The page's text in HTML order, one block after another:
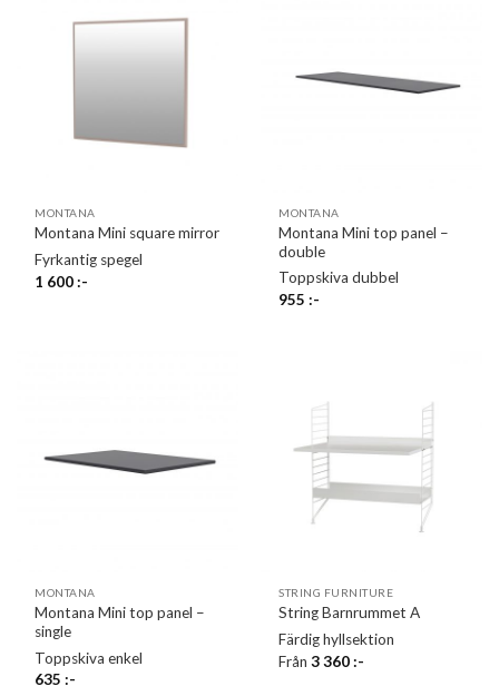
MONTANA
Montana Mini square mirror
Fyrkantig spegel
1 600:-
MONTANA
Montana Mini top panel –
double
Toppskiva dubbel
955:-
MONTANA
Montana Mini top panel –
single
Toppskiva enkel
635:-
STRING FURNITURE
String Barnrummet A
Färdig hyllsektion
Från3 360:-